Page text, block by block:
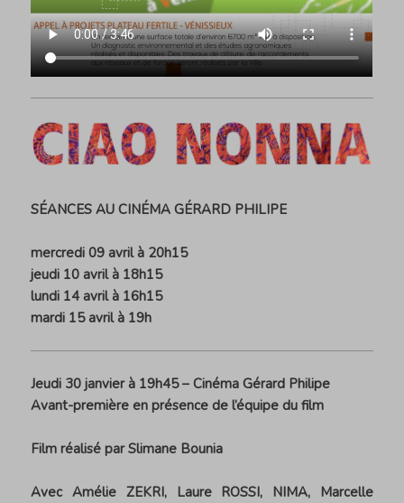
SÉANCES AU CINÉMA GÉRARD PHILIPE
mercredi 09 avril à 20h15
jeudi 10 avril à 18h15
lundi 14 avril à 16h15
mardi 15 avril à 19h
Jeudi 30 janvier à 19h45 – Cinéma Gérard Philipe
Avant-première en présence de l’équipe du film
Film réalisé par Slimane Bounia
Avec Amélie ZEKRI, Laure ROSSI, NIMA, Marcelle